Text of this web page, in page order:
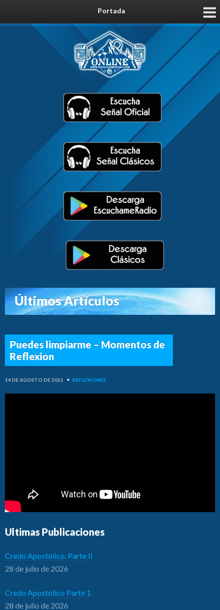
Portada
Últimos Artículos
Puedes limpiarme – Momentos de
Reflexion
14 DE AGOSTO DE 2021 • REFLEXIONES
Ultimas Publicaciones
Credo Apostólico. Parte II
28 de julio de 2026
Credo Apostólico Parte 1
28 de julio de 2026